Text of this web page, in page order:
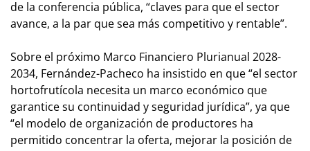
de la conferencia pública, “claves para que el sector
avance, a la par que sea más competitivo y rentable”.
Sobre el próximo Marco Financiero Plurianual 2028-
2034, Fernández-Pacheco ha insistido en que “el sector
hortofrutícola necesita un marco económico que
garantice su continuidad y seguridad jurídica”, ya que
“el modelo de organización de productores ha
permitido concentrar la oferta, mejorar la posición de